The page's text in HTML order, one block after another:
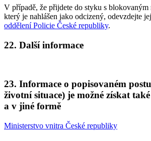
V případě, že přijdete do styku s
který je nahlášen jako odcizený, odevzdejte
oddělení Policie České republiky.
22. Další informace
23. Informace o popisovaném
životní situace) je možné získat
a v jiné formě
Ministerstvo vnitra České republiky